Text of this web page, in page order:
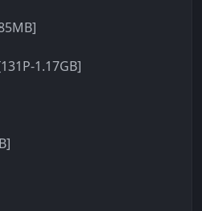
1.17GB]